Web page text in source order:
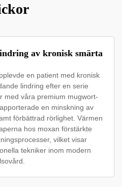
av kronisk smärta
en patient med kronisk
lindring efter en serie
med våra premium mugwort-
en minskning av
förbättrad rörlighet. Värmen
hos moxan förstärkte
vilket visar
tekniker inom modern